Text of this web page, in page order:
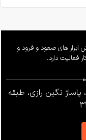
های صعود و فرود و
فعالیت دارد.
پاساژ نگین رازی، طبقه